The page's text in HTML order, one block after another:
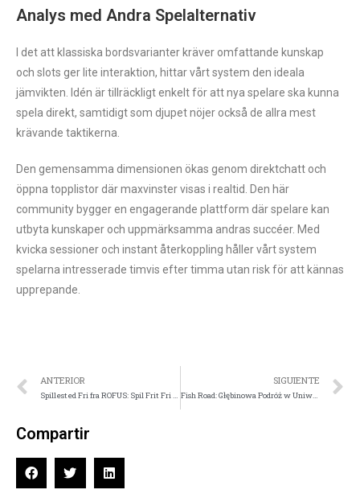
Analys med Andra Spelalternativ
I det att klassiska bordsvarianter kräver omfattande kunskap
och slots ger lite interaktion, hittar vårt system den ideala
jämvikten. Idén är tillräckligt enkelt för att nya spelare ska kunna
spela direkt, samtidigt som djupet nöjer också de allra mest
krävande taktikerna.
Den gemensamma dimensionen ökas genom direktchatt och
öppna topplistor där maxvinster visas i realtid. Den här
community bygger en engagerande plattform där spelare kan
utbyta kunskaper och uppmärksamma andras succéer. Med
kvicka sessioner och instant återkoppling håller vårt system
spelarna intresserade timvis efter timma utan risk för att kännas
upprepande.
ANTERIOR
Spillested Fri fra ROFUS: Spil Frit Fri for Restriktioner
SIGUIENTE
Fish Road: Głębinowa Podróż w Uniwersum Platform Online
Compartir